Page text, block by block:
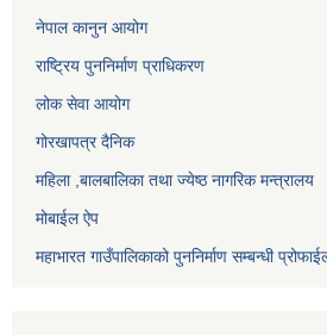
नेपाल कानुन आयोग
राष्ट्रिय पुननिर्माण प्राधिकरण
लोक सेवा आयोग
गोरखापत्र दैनिक
महिला ,बालबालिका तथा ज्येष्ठ नागरिक मन्त्रालय
मोबाईल ऐप
महाभारत गाउँपालिकाको पुननिर्माण सम्बन्धी